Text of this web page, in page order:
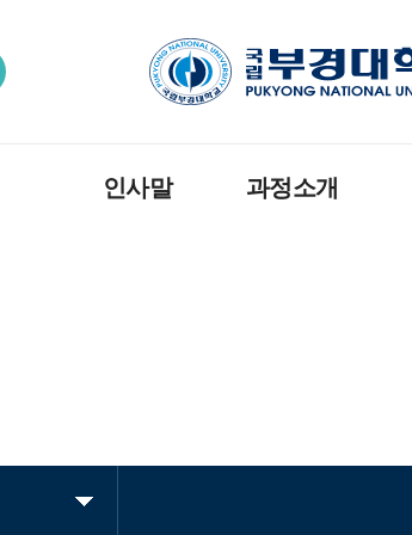
인사말 과정소개